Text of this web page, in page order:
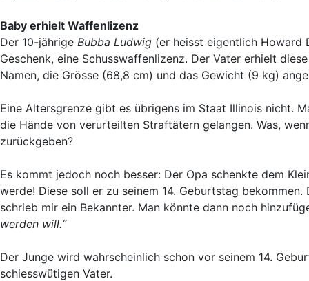
Baby erhielt Waffenlizenz
Der 10-jährige Bubba Ludwig (er heisst eigentlich Howard
Geschenk, eine Schusswaffenlizenz. Der Vater erhielt
Namen, die Grösse (68,8 cm) und das Gewicht (9 kg)
Eine Altersgrenze gibt es übrigens im Staat Illinois nicht.
die Hände von verurteilten Straftätern gelangen. Was,
zurückgeben?
Es kommt jedoch noch besser: Der Opa schenkte dem
werde! Diese soll er zu seinem 14. Geburtstag
schrieb mir ein Bekannter. Man könnte dann noch
werden will.“
Der Junge wird wahrscheinlich schon vor seinem 14.
schiesswütigen Vater.